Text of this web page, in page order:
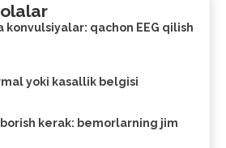
konvulsiyalar: qachon EEG qilish
yoki kasallik belgisi
kerak: bemorlarning jim